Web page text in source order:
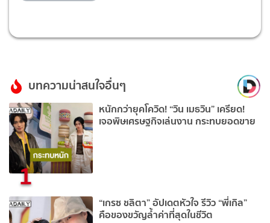
บทความน่าสนใจอื่นๆ
1
หนักกว่ายุคโควิด! “วิน เมธวิน” เครียด!
เจอพิษเศรษฐกิจเล่นงาน กระทบยอดขาย
“เกรซ ชลิตา” อัปเดตหัวใจ รีวิว “พี่เกิล”
คือของขวัญล้ำค่าที่สุดในชีวิต